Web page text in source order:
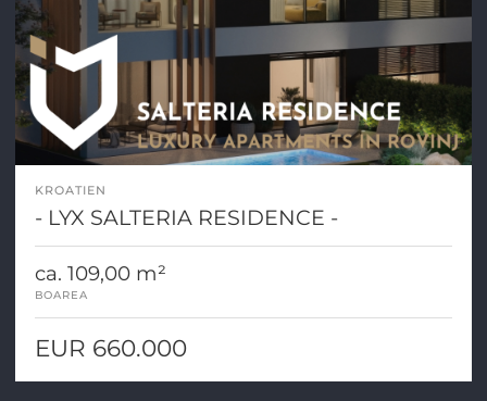
KROATIEN
- LYX SALTERIA RESIDENCE -
ca. 109,00 m²
BOAREA
EUR 660.000